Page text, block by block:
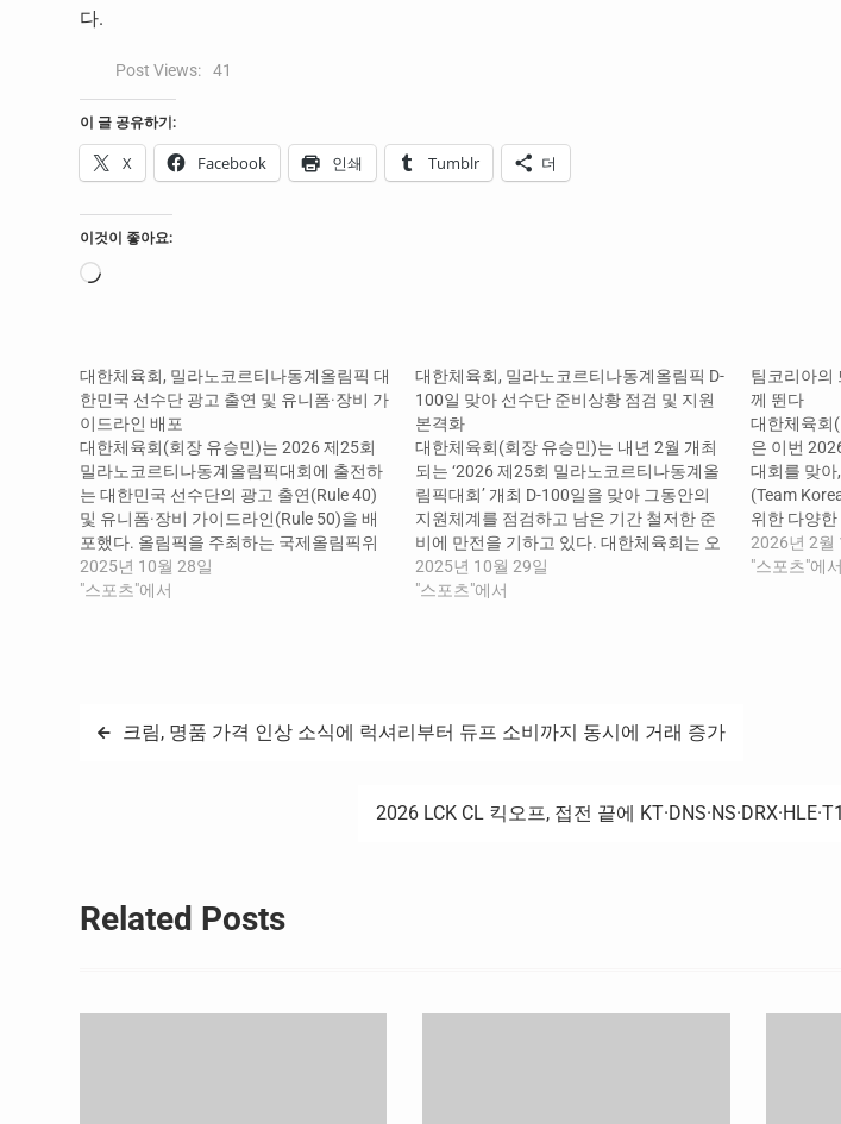
다.
Post Views: 41
이 글 공유하기:
X Facebook 인쇄 Tumblr 더
이것이 좋아요:
로
대한체육회, 밀라노코르티나동계올림픽 대
한민국 선수단 광고 출연 및 유니폼·장비 가
이드라인 배포
대한체육회(회장 유승민)는 2026 제25회
밀라노코르티나동계올림픽대회에 출전하
는 대한민국 선수단의 광고 출연(Rule 40)
및 유니폼·장비 가이드라인(Rule 50)을 배
포했다. 올림픽을 주최하는 국제올림픽위
원회(IOC)는 올림픽 정신을 준수하는 범위
내에서 IOC 및 국가올림픽위원회(NOC)의
2025년 10월 28일
"스포츠"에서
대한체육회, 밀라노코르티나동계올림픽 D-
100일 맞아 선수단 준비상황 점검 및 지원
본격화
대한체육회(회장 유승민)는 내년 2월 개최
되는 ‘2026 제25회 밀라노코르티나동계올
림픽대회’ 개최 D-100일을 맞아 그동안의
지원체계를 점검하고 남은 기간 철저한 준
비에 만전을 기하고 있다. 대한체육회는 오
는 2월 6일부터 22일까지 총 17일간 열리는
밀라노코르티나동계올림픽에 빙상, 스키,
2025년 10월 29일
"스포츠"에서
팀코리아의
께 뛴다
대한체육회
은 이번
대회를 맞아
(Team
위한 다양
번 활동은
체결한 기업
2026년 2월
"스포츠"에서
글 크림, 명품 가격 인상 소식에 럭셔리부터 듀프 소비까지 동시에 거래 증가
2026 LCK CL 킥오프, 접전 끝에
Related Posts